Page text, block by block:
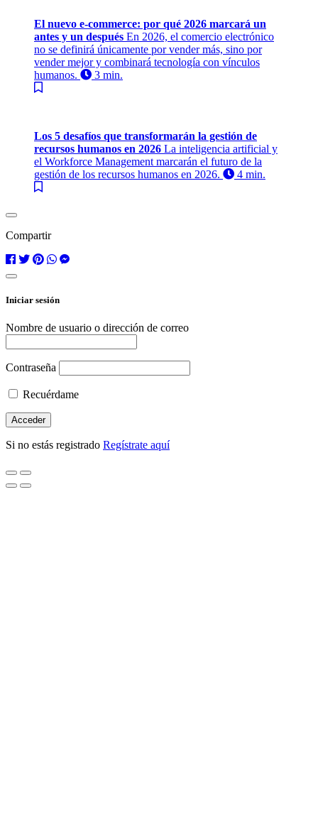
El nuevo e-commerce: por qué 2026 marcará un
antes y un después En 2026, el comercio electrónico
no se definirá únicamente por vender más, sino por
vender mejor y combinará tecnología con vínculos
humanos.
3 min.
Los 5 desafíos que transformarán la gestión de
recursos humanos en 2026 La inteligencia artificial y
el Workforce Management marcarán el futuro de la
gestión de los recursos humanos en 2026.
4 min.
Compartir
Iniciar sesión
Nombre de usuario o dirección de correo
Contraseña
Recuérdame
Si no estás registrado Regístrate aquí